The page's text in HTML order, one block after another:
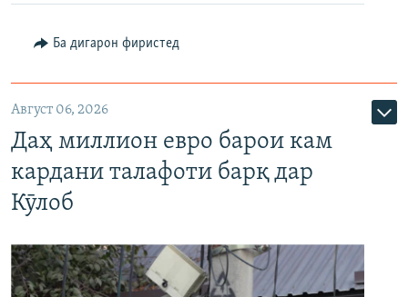
Ба дигарон фиристед
Август 06, 2026
Даҳ миллион евро барои кам
кардани талафоти барқ дар
Кӯлоб